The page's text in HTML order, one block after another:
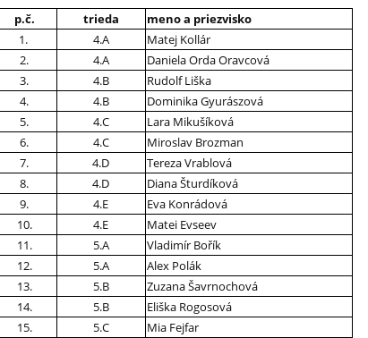
p.č. trieda
meno a priezvisko
1.
4.A
Matej Kollár
2.
4.A
Daniela Orda Oravcová
3.
4.B
Rudolf Liška
4.
4.B
Dominika Gyurászová
5.
4.C
Lara Mikušíková
6.
4.C
Miroslav Brozman
7.
4.D
Tereza Vrablová
8.
4.D
Diana Šturdíková
9.
4.E
Eva Konrádová
10.
4.E
Matei Evseev
11.
5.A
Vladimír Bořík
12.
5.A
Alex Polák
13.
5.B
Zuzana Šavrnochová
14.
5.B
Eliška Rogosová
15.
5.C
Mia Fejfar